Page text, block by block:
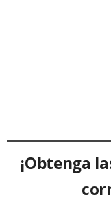
¡Obtenga